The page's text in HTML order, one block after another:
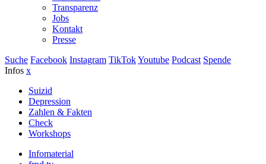
Transparenz
Jobs
Kontakt
Presse
Suche Facebook Instagram TikTokYoutube Podcast Spende
Infos x
Suizid
Depression
Zahlen & Fakten
Check
Workshops
Infomaterial